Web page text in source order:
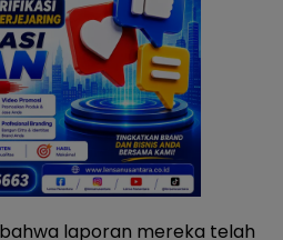
laporan mereka telah